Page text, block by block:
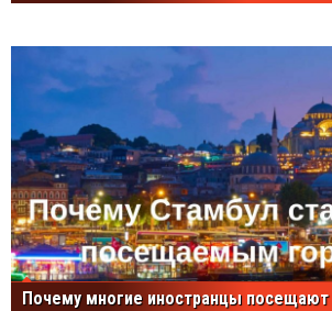
Почему многие иностранцы